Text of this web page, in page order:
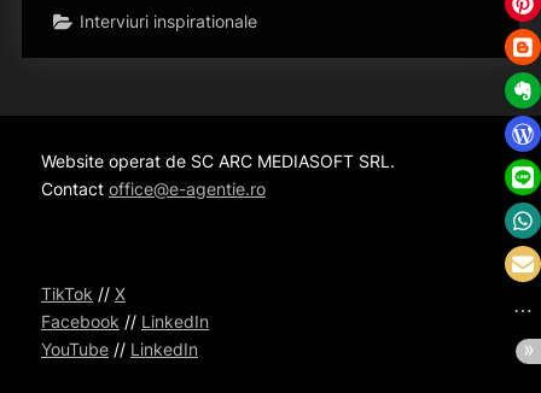
Interviuri inspirationale
Website operat de SC ARC MEDIASOFT SRL.
Contact office@e-agentie.ro
TikTok // X
Facebook // LinkedIn
YouTube // LinkedIn